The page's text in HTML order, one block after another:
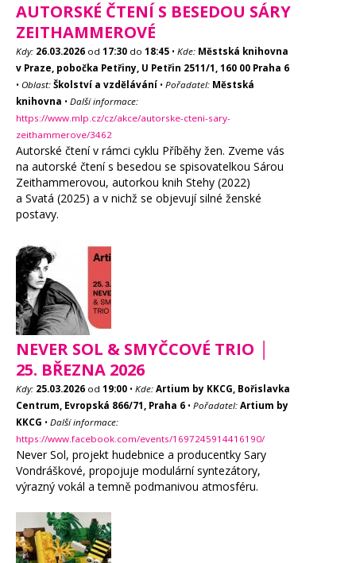
AUTORSKÉ ČTENÍ S BESEDOU SÁRY
ZEITHAMMEROVÉ
Kdy: 26.03.2026 od 17:30 do 18:45 • Kde: Městská knihovna
v Praze, pobočka Petřiny, U Petřin 2511/1, 160 00 Praha 6
• Oblast: Školství a vzdělávání • Pořadatel: Městská
knihovna • Další informace:
https://www.mlp.cz/cz/akce/autorske-cteni-sary-
zeithammerove/3462
Autorské čtení v rámci cyklu Příběhy žen. Zveme vás
na autorské čtení s besedou se spisovatelkou Sárou
Zeithammerovou, autorkou knih Stehy (2022)
a Svatá (2025) a v nichž se objevují silné ženské
postavy.
NEVER SOL & SMYČCOVÉ TRIO │
25. BŘEZNA 2026
Kdy: 25.03.2026 od 19:00 • Kde: Artium by KKCG, Bořislavka
Centrum, Evropská 866/71, Praha 6 • Pořadatel: Artium by
KKCG • Další informace:
https://www.facebook.com/events/1697245914416190/
Never Sol, projekt hudebnice a producentky Sary
Vondráškové, propojuje modulární syntezátory,
výrazný vokál a temně podmanivou atmosféru.